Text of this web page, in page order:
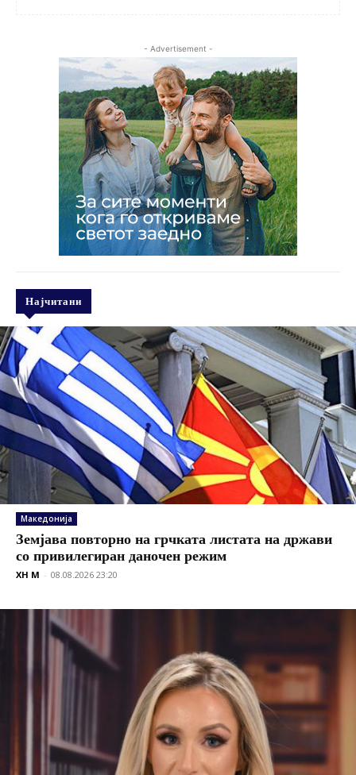
- Advertisement -
Најчитани
Македонија
Земјава повторно на грчката листата на држави
со привилегиран даночен режим
XH M - 08.08.2026 23:20